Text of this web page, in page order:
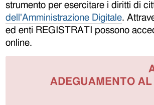
strumento per esercitare i diritti di
dell'Amministrazione Digitale.
ed enti REGISTRATI possono
online.
ADEGUAMENTO